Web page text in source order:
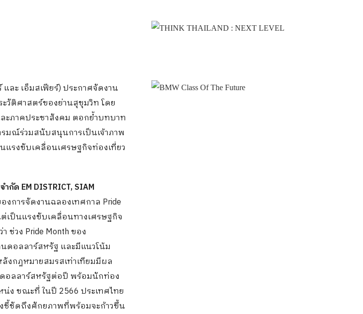
ละ เอ็มสเฟียร์) ประกาศจัดงาน
ะวัติศาสตร์ของย่านสุขุมวิท โดย
ะภาคประชาสังคม ตอกย้ำบทบาท
รมณ์ร่วมสนับสนุนการเป็นเจ้าภาพ
แรงขับเคลื่อนเศรษฐกิจท่องเที่ยว
ด EM DISTRICT, SIAM
การจัดงานฉลองเทศกาล Pride
ต่เป็นแรงขับเคลื่อนทางเศรษฐกิจ
วง Pride Month ของ
นดอลลาร์สหรัฐ และมีแนวโน้ม
งกฎหมายสมรสเท่าเทียมมีผล
ดอลลาร์สหรัฐต่อปี พร้อมนักท่อง
น่ง ขณะที่ ในปี 2566 ประเทศไทย
ชี้ชัดถึงศักยภาพที่พร้อมจะก้าวขึ้น